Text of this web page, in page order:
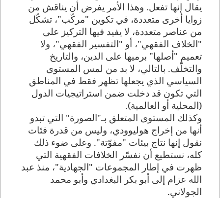
يقال إنها تفعل. وهذا الأمر يفرض أن يناقش من
زوايا أخرى متعددة، في تكوين "مركّب"، تشكّل
من عناصر متعددة، لا يفيد فيها التركيز على
"الخلاف الفقهي"، أو "التفسير الفقهي"، ولا
تعميم "أصلها" برميها على الدين، والتاريخ
والتخلّف. بالتالي، لا بد من لمس المستوى
السياسي الذي يجعلها تظهر فقط في المناطق
التي تكون قد دخلت ضمن استراتيجيات الدول
(المحلية أو العالمية).
وكذلك المستوى المتعلق بـ"الصورة" التي تبدو
أنها من إخراج هوليوودي، وليس من قدرة فئات
نقول إنها نتاج بيئات "مفوّتة". وعلى ضوء ذلك
كله، نستطيع أن نفسّر الخلافات الفقهية التي
ظهرت في إطار المجموعات "الجهادية"، منذ عبد
الله عزام إلى أبو بكر البغدادي وأبو محمد
الجولاني.